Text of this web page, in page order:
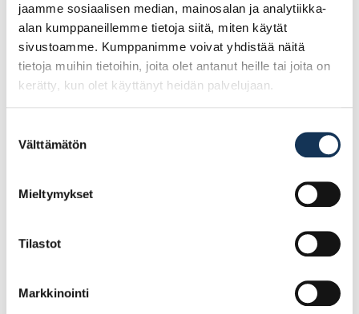
jaamme sosiaalisen median, mainosalan ja analytiikka-
alan kumppaneillemme tietoja siitä, miten käytät
sivustoamme. Kumppanimme voivat yhdistää näitä
tietoja muihin tietoihin, joita olet antanut heille tai joita on
kerätty, kun olet käyttänyt heidän palvelujaan.
valinta
Välttämätön
Mieltymykset
Tilastot
Markkinointi
Ale!
Viper 2+ S3 koko 43, 43-
52137-313-92M
Lisää tilauskoriin
Racer free TR roller
S1P koko 42, 44-52363-
Lisää tilauskoriin